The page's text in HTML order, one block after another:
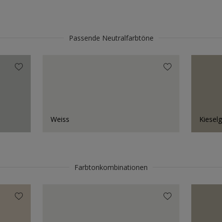
Passende Neutralfarbtöne
Weiss
Farbtonkombinationen